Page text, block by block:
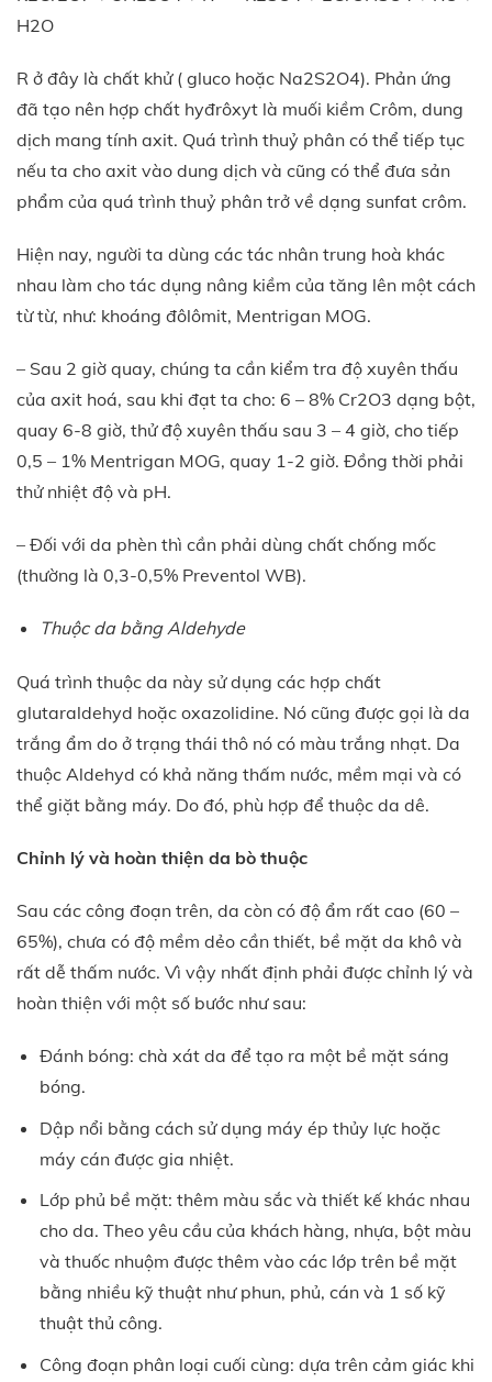
H2O
R ở đây là chất khử ( gluco hoặc Na2­S2O4). Phản ứng
đã tạo nên hợp chất hyđrôxyt là muối kiềm Crôm, dung
dịch mang tính axit. Quá trình thuỷ phân có thể tiếp tục
nếu ta cho axit vào dung dịch và cũng có thể đưa sản
phẩm của quá trình thuỷ phân trở về dạng sunfat crôm.
Hiện nay, người ta dùng các tác nhân trung hoà khác
nhau làm cho tác dụng nâng kiềm của tăng lên một cách
từ từ, như: khoáng đôlômit, Mentrigan MOG.
– Sau 2 giờ quay, chúng ta cần kiểm tra độ xuyên thấu
của axit hoá, sau khi đạt ta cho: 6 – 8% Cr2O3 dạng bột,
quay 6-8 giờ, thử độ xuyên thấu sau 3 – 4 giờ, cho tiếp
0,5 – 1% Mentrigan MOG, quay 1-2 giờ. Đồng thời phải
thử nhiệt độ và pH.
– Đối với da phèn thì cần phải dùng chất chống mốc
(thường là 0,3-0,5% Preventol WB).
Thuộc da bằng Aldehyde
Quá trình thuộc da này sử dụng các hợp chất
glutaraldehyd hoặc oxazolidine. Nó cũng được gọi là da
trắng ẩm do ở trạng thái thô nó có màu trắng nhạt. Da
thuộc Aldehyd có khả năng thấm nước, mềm mại và có
thể giặt bằng máy. Do đó, phù hợp để thuộc da dê.
Chỉnh lý và hoàn thiện da bò thuộc
Sau các công đoạn trên, da còn có độ ẩm rất cao (60 –
65%), chưa có độ mềm dẻo cần thiết, bề mặt da khô và
rất dễ thấm nước. Vì vậy nhất định phải được chỉnh lý và
hoàn thiện với một số bước như sau:
Đánh bóng: chà xát da để tạo ra một bề mặt sáng
bóng.
Dập nổi bằng cách sử dụng máy ép thủy lực hoặc
máy cán được gia nhiệt.
Lớp phủ bề mặt: thêm màu sắc và thiết kế khác nhau
cho da. Theo yêu cầu của khách hàng, nhựa, bột màu
và thuốc nhuộm được thêm vào các lớp trên bề mặt
bằng nhiều kỹ thuật như phun, phủ, cán và 1 số kỹ
thuật thủ công.
Công đoạn phân loại cuối cùng: dựa trên cảm giác khi